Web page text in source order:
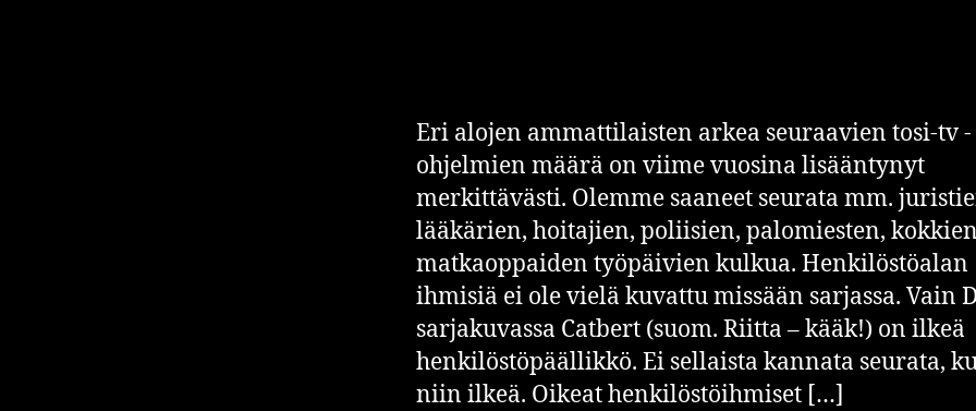
Eri alojen ammattilaisten arkea seuraavien tosi-tv -
ohjelmien määrä on viime vuosina lisääntynyt
merkittävästi. Olemme saaneet seurata mm.
lääkärien, hoitajien, poliisien, palomiesten,
matkaoppaiden työpäivien kulkua. Henkilöstöalan
ihmisiä ei ole vielä kuvattu missään sarjassa. Vain
sarjakuvassa Catbert (suom. Riitta – kääk!) on ilkeä
henkilöstöpäällikkö. Ei sellaista kannata seurata,
niin ilkeä. Oikeat henkilöstöihmiset […]